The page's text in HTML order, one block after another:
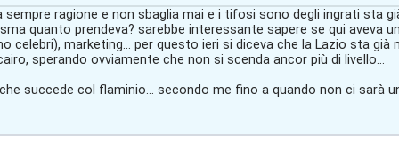
sempre ragione e non sbaglia mai e i tifosi sono degli ingrati sta
quanto prendeva? sarebbe interessante sapere se qui
celebri), marketing... per questo ieri si diceva che la Lazio sta
sperando ovviamente che non si scenda ancor più di livello...
succede col flaminio... secondo me fino a quando non ci sarà